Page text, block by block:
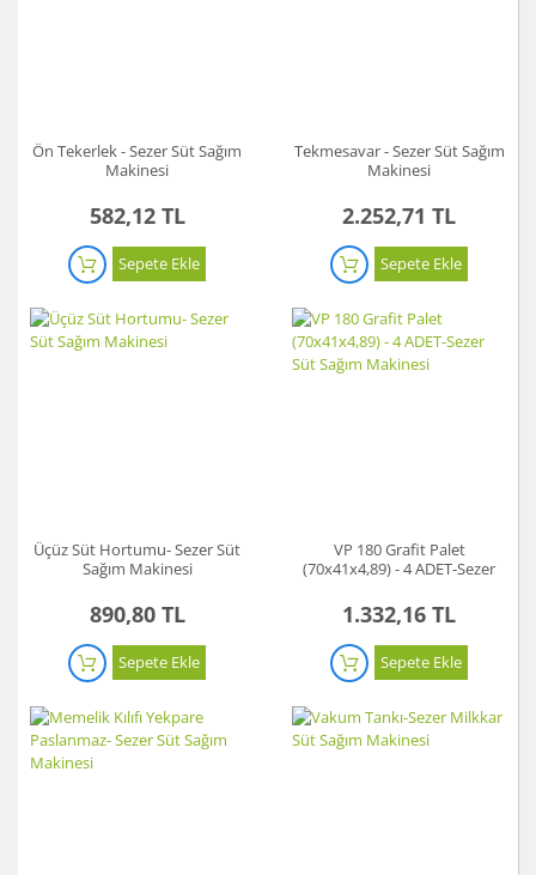
Ön Tekerlek - Sezer Süt Sağım
Makinesi
582,12 TL
Sepete Ekle
Tekmesavar - Sezer Süt Sağım
Makinesi
2.252,71 TL
Sepete Ekle
Üçüz Süt Hortumu- Sezer Süt
Sağım Makinesi
890,80 TL
Sepete Ekle
VP 180 Grafit Palet
(70x41x4,89) - 4 ADET-Sezer
1.332,16 TL
Sepete Ekle